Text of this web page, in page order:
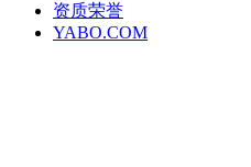
资质荣誉
YABO.COM